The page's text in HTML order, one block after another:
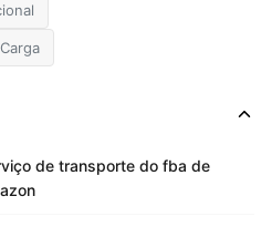
de transporte do fba de